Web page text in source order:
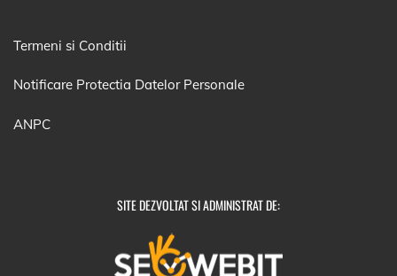
Termeni si Conditii
Notificare Protectia Datelor Personale
ANPC
SITE DEZVOLTAT SI ADMINISTRAT DE: